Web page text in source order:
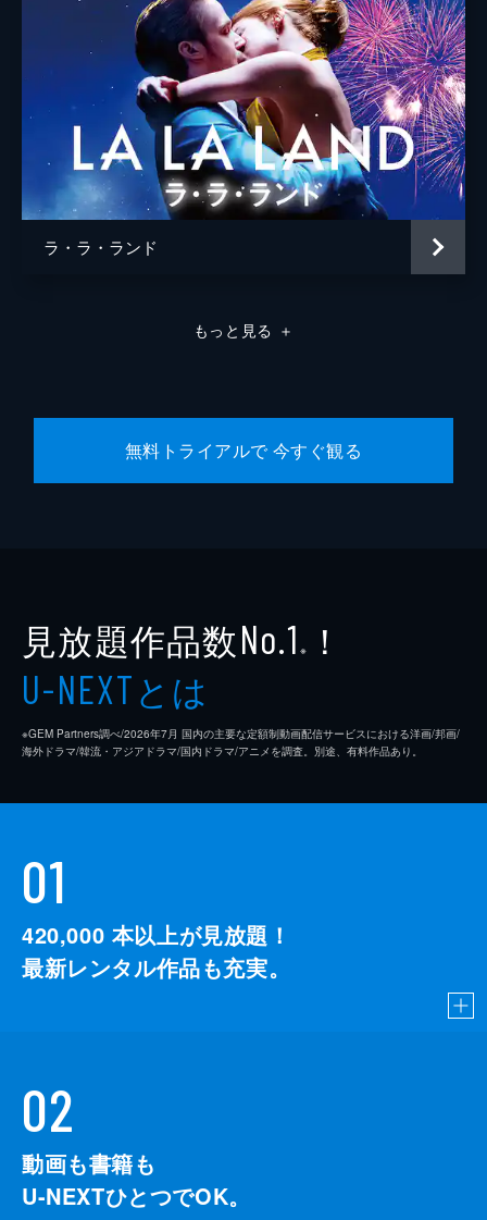
ラ・ラ・ランド
もっと見る ＋
無料トライアルで 今すぐ観る
見放題作品数No.1 ※ ！
U-NEXTとは
※GEM Partners調べ/2026年7⽉ 国内の主要な定額制動画配信サービスにおける洋画/邦画/
海外ドラマ/韓流・アジアドラマ/国内ドラマ/アニメを調査。別途、有料作品あり。
01
420,000 本以上が見放題！
最新レンタル作品も充実。
02
動画も書籍も
U-NEXTひとつでOK。